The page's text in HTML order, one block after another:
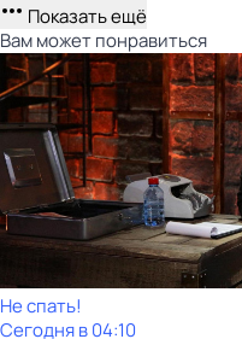
Показать ещё
Вам может понравиться
Не спать!
Сегодня в 04:10